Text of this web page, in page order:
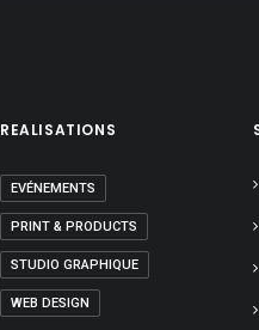
REALISATIONS
EVÉNEMENTS
PRINT & PRODUCTS
STUDIO GRAPHIQUE
WEB DESIGN